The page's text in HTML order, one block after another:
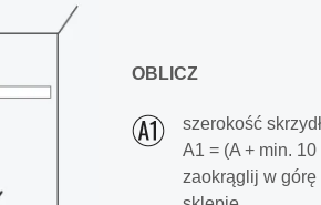
OBLICZ
szerokość
A1 = (A + min. 10
zaokrąglij w